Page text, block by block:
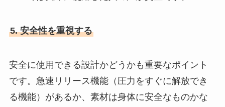
5. 安全性を重視する
安全に使用できる設計かどうかも重要なポイント
です。急速リリース機能（圧力をすぐに解放でき
る機能）があるか、素材は身体に安全なものかな